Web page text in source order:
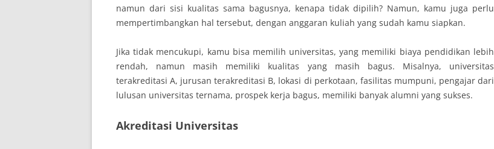
namun dari sisi kualitas sama bagusnya, kenapa tidak dipilih? Namun, kamu juga perlu
mempertimbangkan hal tersebut, dengan anggaran kuliah yang sudah kamu siapkan.
Jika tidak mencukupi, kamu bisa memilih universitas, yang memiliki biaya pendidikan lebih
rendah, namun masih memiliki kualitas yang masih bagus. Misalnya, universitas
terakreditasi A, jurusan terakreditasi B, lokasi di perkotaan, fasilitas mumpuni, pengajar dari
lulusan universitas ternama, prospek kerja bagus, memiliki banyak alumni yang sukses.
Akreditasi Universitas